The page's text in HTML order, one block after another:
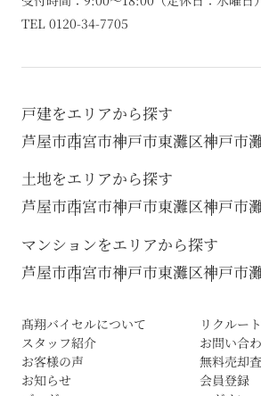
TEL 0120-34-7705
戸建をエリアから探す
芦屋市西宮市神戸市東灘区神戸市
土地をエリアから探す
芦屋市西宮市神戸市東灘区神戸市
マンションをエリアから探す
芦屋市西宮市神戸市東灘区神戸市
髙翔バイセルについて
リクルー
スタッフ紹介
お問い合
お客様の声
無料売却
お知らせ
会員登録